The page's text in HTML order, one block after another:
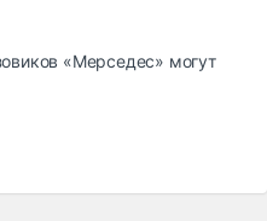
«Мерседес» могут